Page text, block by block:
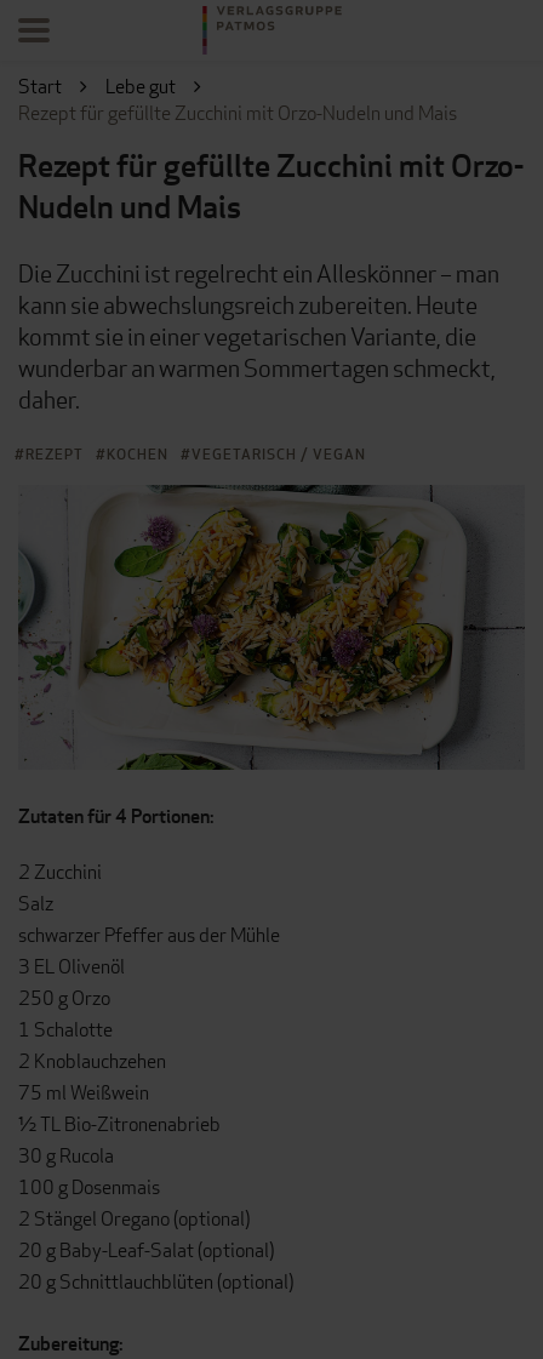
Start
Lebe gut
Rezept für gefüllte Zucchini mit Orzo-Nudeln und Mais
Rezept für gefüllte Zucchini mit Orzo-
Nudeln und Mais
Die Zucchini ist regelrecht ein Alleskönner – man
kann sie abwechslungsreich zubereiten. Heute
kommt sie in einer vegetarischen Variante, die
wunderbar an warmen Sommertagen schmeckt,
daher.
REZEPT KOCHEN VEGETARISCH / VEGAN
Zutaten für 4 Portionen:
2 Zucchini
Salz
schwarzer Pfeffer aus der Mühle
3 EL Olivenöl
250 g Orzo
1 Schalotte
2 Knoblauchzehen
75 ml Weißwein
½ TL Bio-Zitronenabrieb
30 g Rucola
100 g Dosenmais
2 Stängel Oregano (optional)
20 g Baby-Leaf-Salat (optional)
20 g Schnittlauchblüten (optional)
Zubereitung: